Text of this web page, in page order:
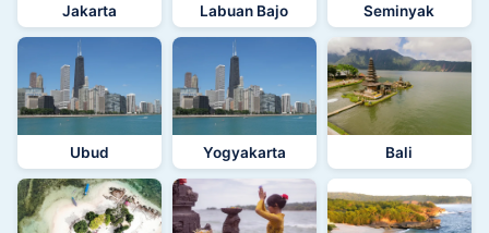
Jakarta Labuan Bajo Seminyak
Ubud Yogyakarta Bali